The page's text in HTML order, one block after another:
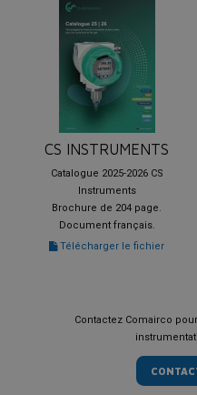
CS INSTRUMENTS
Catalogue 2025-2026 CS
Instruments
Brochure de 204 page.
Document français.
Télécharger le fichier
Contactez Comairco